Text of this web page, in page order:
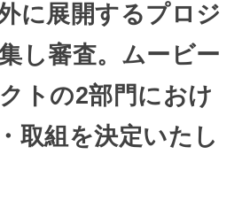
に展開するプロジ
し審査。ムービー
トの2部門におけ
取組を決定いたし